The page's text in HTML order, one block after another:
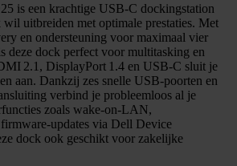
is een krachtige USB‑C dockingstation
uitbreiden met optimale prestaties. Met
en ondersteuning voor maximaal vier
deze dock perfect voor multitasking en
2.1, DisplayPort 1.4 en USB‑C sluit je
aan. Dankzij zes snelle USB‑poorten en
verbind je probleemloos al je
zoals wake-on‑LAN,
updates via Dell Device
dock ook geschikt voor zakelijke